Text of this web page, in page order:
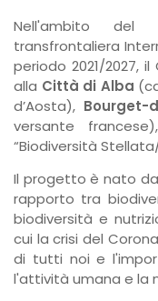
Nell'ambito del
transfrontaliera
periodo 2021/2027, il
alla Città di Alba
d’Aosta), Bourget-
versante
“Biodiversità
Il progetto è nato
rapporto tra
biodiversità e
cui la crisi del
di tutti noi e
l'attività umana e la